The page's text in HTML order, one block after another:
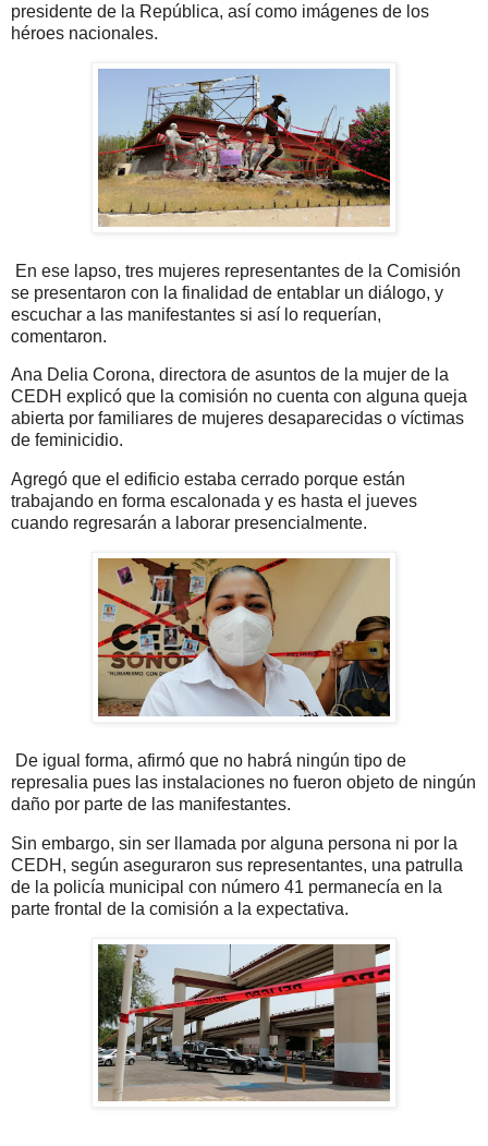
presidente de la República, así como imágenes de los
héroes nacionales.
En ese lapso, tres mujeres representantes de la Comisión
se presentaron con la finalidad de entablar un diálogo, y
escuchar a las manifestantes si así lo requerían,
comentaron.
Ana Delia Corona, directora de asuntos de la mujer de la
CEDH explicó que la comisión no cuenta con alguna queja
abierta por familiares de mujeres desaparecidas o víctimas
de feminicidio.
Agregó que el edificio estaba cerrado porque están
trabajando en forma escalonada y es hasta el jueves
cuando regresarán a laborar presencialmente.
De igual forma, afirmó que no habrá ningún tipo de
represalia pues las instalaciones no fueron objeto de ningún
daño por parte de las manifestantes.
Sin embargo, sin ser llamada por alguna persona ni por la
CEDH, según aseguraron sus representantes, una patrulla
de la policía municipal con número 41 permanecía en la
parte frontal de la comisión a la expectativa.